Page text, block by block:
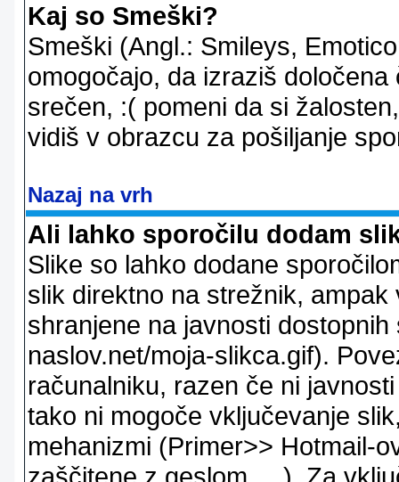
Kaj so Smeški?
Smeški (Angl.: Smileys,
omogočajo, da izraziš
srečen, :( pomeni da si
vidiš v obrazcu za pošiljanje
Nazaj na vrh
Ali lahko sporočilu dodam
Slike so lahko dodane
slik direktno na strežnik,
shranjene na javnosti
naslov.net/moja-slikca.gif).
računalniku, razen če ni
tako ni mogoče vključevanje
mehanizmi (Primer>> Hotmail-